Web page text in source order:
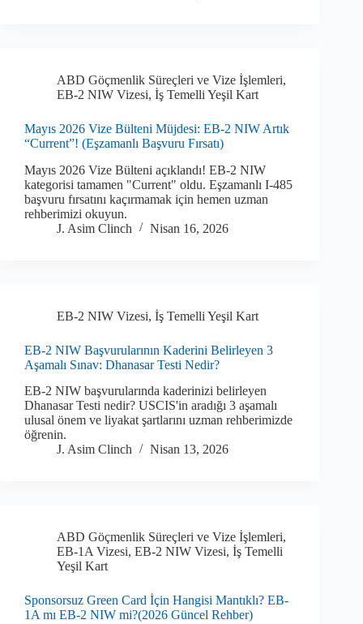
ABD Göçmenlik Süreçleri ve Vize İşlemleri,
EB-2 NIW Vizesi, İş Temelli Yeşil Kart
Mayıs 2026 Vize Bülteni Müjdesi: EB-2 NIW Artık
“Current”! (Eşzamanlı Başvuru Fırsatı)
Mayıs 2026 Vize Bülteni açıklandı! EB-2 NIW
kategorisi tamamen "Current" oldu. Eşzamanlı I-485
başvuru fırsatını kaçırmamak için hemen uzman
rehberimizi okuyun.
J. Asim Clinch
Nisan 16, 2026
EB-2 NIW Vizesi, İş Temelli Yeşil Kart
EB-2 NIW Başvurularının Kaderini Belirleyen 3
Aşamalı Sınav: Dhanasar Testi Nedir?
EB-2 NIW başvurularında kaderinizi belirleyen
Dhanasar Testi nedir? USCIS'in aradığı 3 aşamalı
ulusal önem ve liyakat şartlarını uzman rehberimizde
öğrenin.
J. Asim Clinch
Nisan 13, 2026
ABD Göçmenlik Süreçleri ve Vize İşlemleri,
EB-1A Vizesi, EB-2 NIW Vizesi, İş Temelli
Yeşil Kart
Sponsorsuz Green Card İçin Hangisi Mantıklı? EB-
1A mı EB-2 NIW mi?(2026 Güncel Rehber)